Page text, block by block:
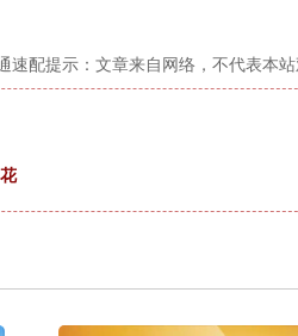
速配提示：文章来自网络，不代表本站